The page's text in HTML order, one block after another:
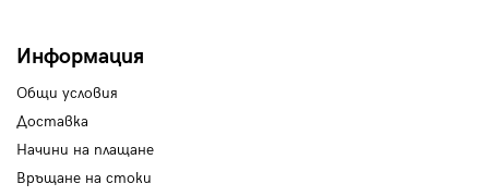
Информация
Общи условия
Доставка
Начини на плащане
Връщане на стоки